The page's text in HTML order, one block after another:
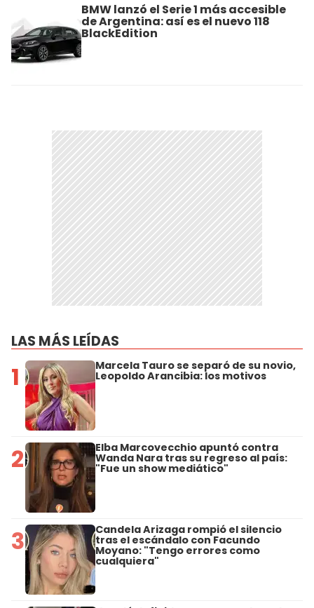
BMW lanzó el Serie 1 más accesible
de Argentina: así es el nuevo 118
BlackEdition
LAS MÁS LEÍDAS
1 Marcela Tauro se separó de su novio,
Leopoldo Arancibia: los motivos
2 Elba Marcovecchio apuntó contra
Wanda Nara tras su regreso al país:
"Fue un show mediático"
3 Candela Arizaga rompió el silencio
tras el escándalo con Facundo
Moyano: "Tengo errores como
cualquiera"